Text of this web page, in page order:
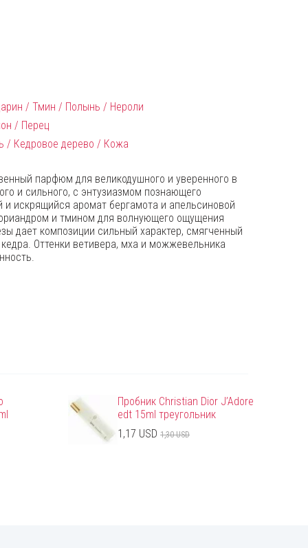
/ Тмин / Полынь / Нероли
/ Перец
/ Кедровое дерево / Кожа
парфюм для великодушного и уверенного в
и сильного, с энтузиазмом познающего
и искрящийся аромат бергамота и апельсиновой
и тмином для волнующего ощущения
дает композиции сильный характер, смягченный
Оттенки ветивера, мха и можжевельника
Пробник Christian Dior J’Adore
edt 15ml треугольник
1,17 USD 1,30 USD